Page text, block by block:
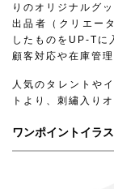
りのオリジナルグ
出品者（クリエー
したものをUP-Tに
顧客対応や在庫管
人気のタレントや
トより、刺繡入り
ワンポイントイラ